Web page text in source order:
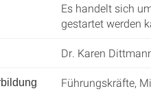
Es handelt sich
gestartet werden
Dr. Karen
Führungskräfte,